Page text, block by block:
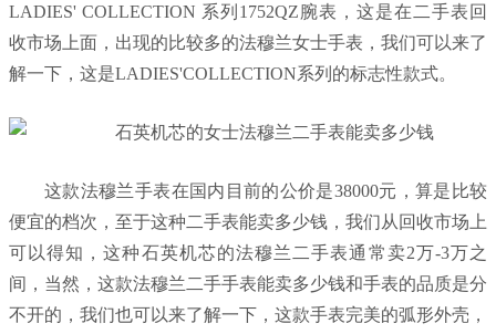
LADIES' COLLECTION 系列1752QZ腕表，这是在二手表回
收市场上面，出现的比较多的法穆兰女士手表，我们可以来了
解一下，这是LADIES'COLLECTION系列的标志性款式。
这款法穆兰手表在国内目前的公价是38000元，算是比较
便宜的档次，至于这种二手表能卖多少钱，我们从回收市场上
可以得知，这种石英机芯的法穆兰二手表通常卖2万-3万之
间，当然，这款法穆兰二手手表能卖多少钱和手表的品质是分
不开的，我们也可以来了解一下，这款手表完美的弧形外壳，